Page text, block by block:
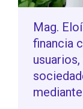
Mag.
financia